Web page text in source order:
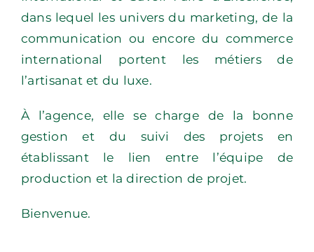
LES PETITS CONS FONT SALON
UN DATE AVEC NOUS ?
dans lequel les univers du marketing, de la
communication ou encore du commerce
international portent les métiers de
l’artisanat et du luxe.
À l’agence, elle se charge de la bonne
gestion et du suivi des projets en
établissant le lien entre l’équipe de
production et la direction de projet.
Bienvenue.